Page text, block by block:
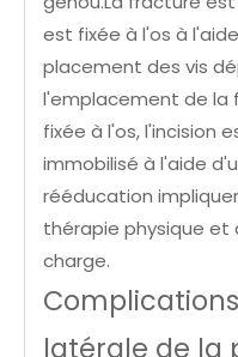
est fixée à l'os à
placement des vis
l'emplacement de la
fixée à l'os, l'incision
immobilisé à l'aide
rééducation
thérapie physique et
charge.
latérale de la